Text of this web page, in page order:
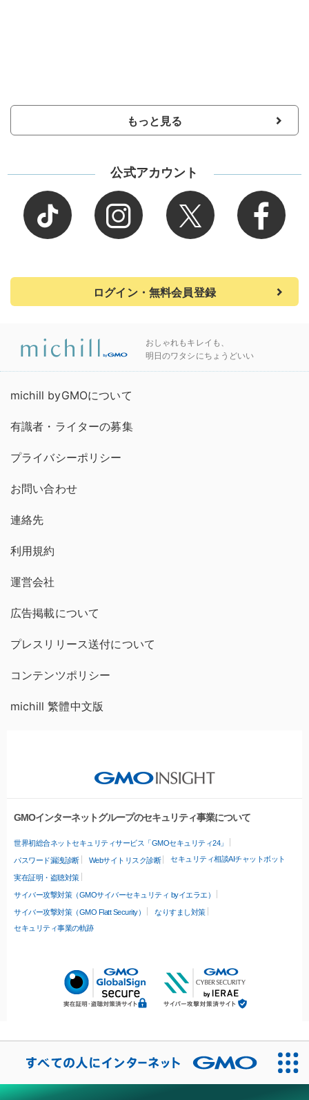
もっと見る
公式アカウント
ログイン・無料会員登録
おしゃれもキレイも、
明日のワタシにちょうどいい
michill byGMOについて
有識者・ライターの募集
プライバシーポリシー
お問い合わせ
連絡先
利用規約
運営会社
広告掲載について
プレスリリース送付について
コンテンツポリシー
michill 繁體中文版
GMOインターネットグループのセキュリティ事業について
世界初総合ネットセキュリティサービス「GMOセキュリティ24」
パスワード漏洩診断 Webサイトリスク診断 セキュリティ相談AIチャットボット
実在証明・盗聴対策
サイバー攻撃対策（GMOサイバーセキュリティ byイエラエ）
サイバー攻撃対策（GMO Flatt Security）
なりすまし対策
セキュリティ事業の軌跡